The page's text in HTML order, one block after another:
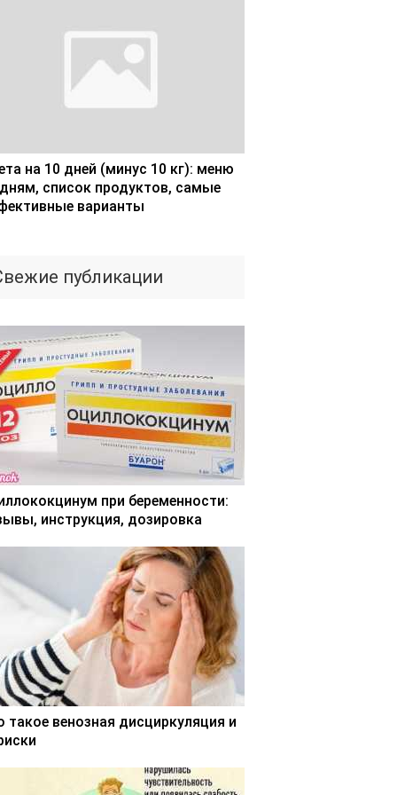
на 10 дней (минус 10 кг): меню
список продуктов, самые
варианты
публикации
при беременности:
инструкция, дозировка
такое венозная дисциркуляция и